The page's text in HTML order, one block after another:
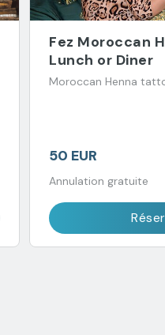
Fez Moroccan
Lunch or Diner
Moroccan Henna
50 EUR
Annulation gratuite